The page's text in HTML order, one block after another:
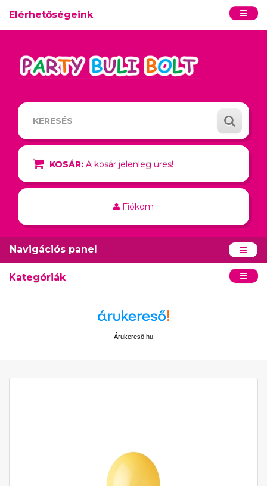
Elérhetőségeink
KOSÁR: A kosár jelenleg üres!
Fiókom
Navigációs panel
Kategóriák
Árukereső.hu